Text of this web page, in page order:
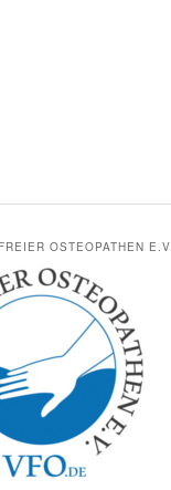
OSTEOPATHEN E.V.